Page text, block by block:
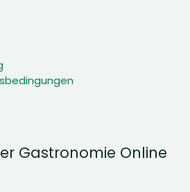
Gastronomie Online